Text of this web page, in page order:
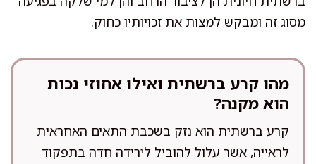
מסוג זה ומבקש למצות את זכויותיו כחוק.
מהו קרע ברשתית ואילו אחוזי נכות
הוא מקנה?
קרע ברשתית הוא נזק בשכבת התאים האחראית
לראייה, אשר עלול להוביל לירידה חדה בתפקוד